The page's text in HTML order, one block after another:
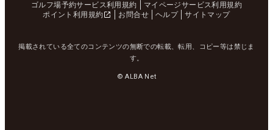
ゴルフ場予約サービス利用規約
マイページサービス利用規約
ポイント利用規約
お問合せ ヘルプ サイトマップ
掲載されている全てのコンテンツの無断での転載、転用、コピー等は禁じま
す。
© ALBA Net